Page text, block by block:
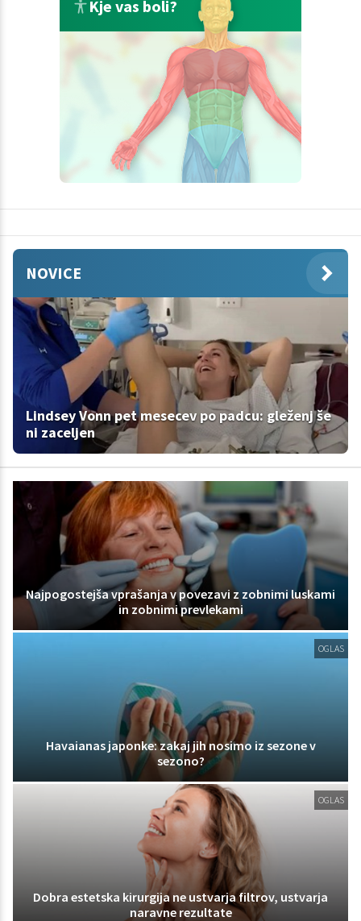
Kje vas boli?
NOVICE
Lindsey Vonn pet mesecev po padcu: gleženj še
ni zaceljen
Najpogostejša vprašanja v povezavi z zobnimi luskami
in zobnimi prevlekami
OGLAS
Havaianas japonke: zakaj jih nosimo iz sezone v
sezono?
OGLAS
Dobra estetska kirurgija ne ustvarja filtrov, ustvarja
naravne rezultate